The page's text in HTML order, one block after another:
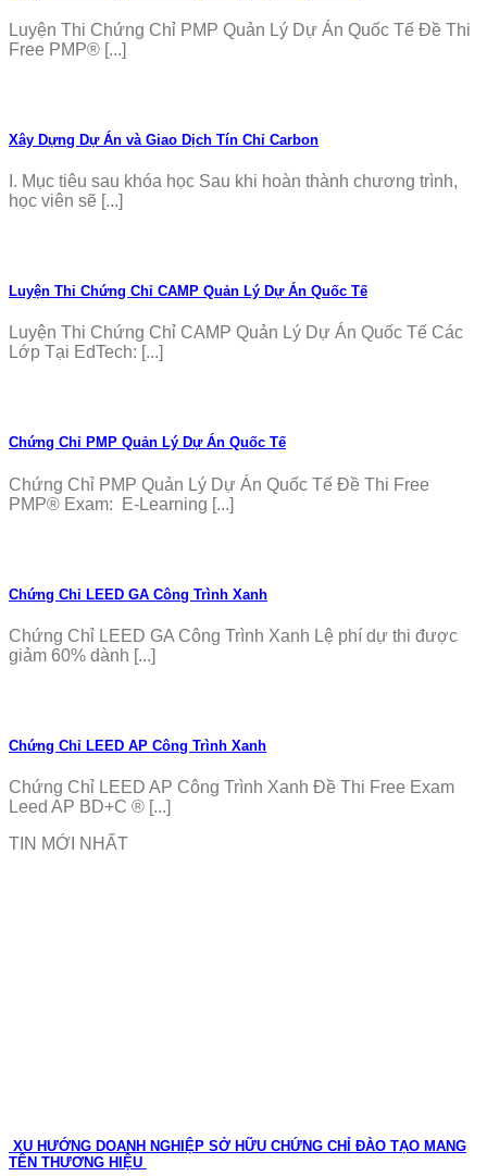
Luyện Thi Chứng Chỉ PMP Quản Lý Dự Án Quốc Tế Đề Thi
Free PMP® [...]
Xây Dựng Dự Án và Giao Dịch Tín Chỉ Carbon
I. Mục tiêu sau khóa học Sau khi hoàn thành chương trình,
học viên sẽ [...]
Luyện Thi Chứng Chỉ CAMP Quản Lý Dự Án Quốc Tế
Luyện Thi Chứng Chỉ CAMP Quản Lý Dự Án Quốc Tế Các
Lớp Tại EdTech: [...]
Chứng Chỉ PMP Quản Lý Dự Án Quốc Tế
Chứng Chỉ PMP Quản Lý Dự Án Quốc Tế Đề Thi Free
PMP® Exam: E-Learning [...]
Chứng Chỉ LEED GA Công Trình Xanh
Chứng Chỉ LEED GA Công Trình Xanh Lệ phí dự thi được
giảm 60% dành [...]
Chứng Chỉ LEED AP Công Trình Xanh
Chứng Chỉ LEED AP Công Trình Xanh Đề Thi Free Exam
Leed AP BD+C ® [...]
TIN MỚI NHẤT
XU HƯỚNG DOANH NGHIỆP SỞ HỮU CHỨNG CHỈ ĐÀO TẠO MANG
TÊN THƯƠNG HIỆU